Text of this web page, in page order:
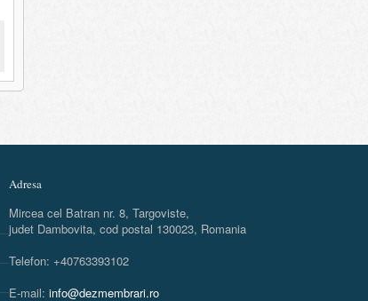
Adresa
Mircea cel Batran nr. 8, Targoviste,
judet Dambovita, cod postal 130023, Romania
Telefon: +40763393102
E-mail:info@dezmembrari.ro